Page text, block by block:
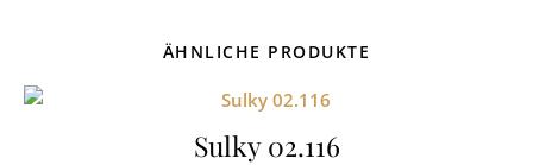
ÄHNLICHE PRODUKTE
Sulky 02.116